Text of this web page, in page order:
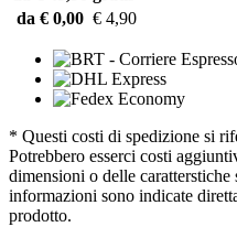
da € 0,00 € 4,90
* Questi costi di spedizione si
Potrebbero esserci costi
dimensioni o delle
informazioni sono indicate
prodotto.